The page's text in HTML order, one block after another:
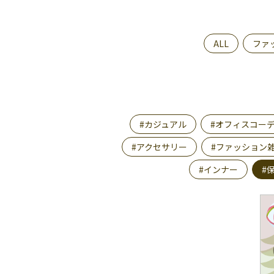
ALL ファ
#カジュアル #オフィスコー
#アクセサリー
#ファッション
#インナー
#